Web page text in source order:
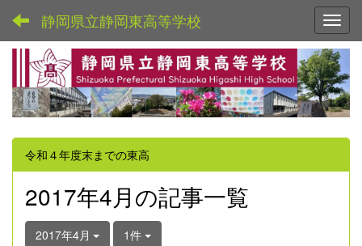
静岡県立静岡東高等学校
令和４年度末までの東高
2017年4月の記事一覧
2017年4月 1件